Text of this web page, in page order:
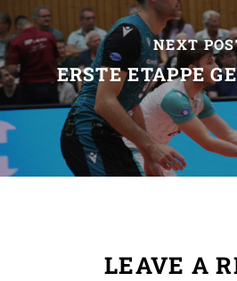
NEXT
ERSTE ETAPPE
LEAVE A